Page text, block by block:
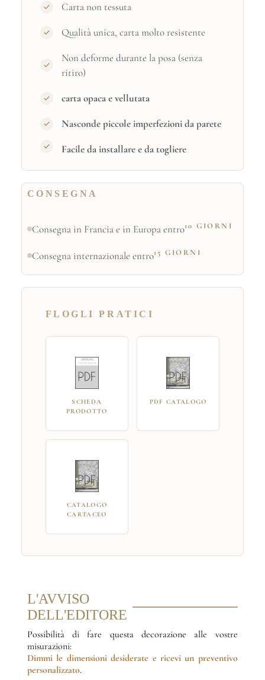
Carta non tessuta
Qualità unica, carta molto resistente
Non deforme durante la posa (senza
ritiro)
carta opaca e vellutata
Nasconde piccole imperfezioni da parete
Facile da installare e da togliere
CONSEGNA
Consegna in Francia e in Europa entro10 GIORNI
Consegna internazionale entro15 GIORNI
FLOGLI PRATICI
SCHEDA
PRODOTTO
PDF CATALOGO
CATALOGO
CARTACEO
L'AVVISO
DELL'EDITORE
Possibilità di fare questa decorazione alle vostre
misurazioni:
Dimmi le dimensioni desiderate e ricevi un preventivo
personalizzato.